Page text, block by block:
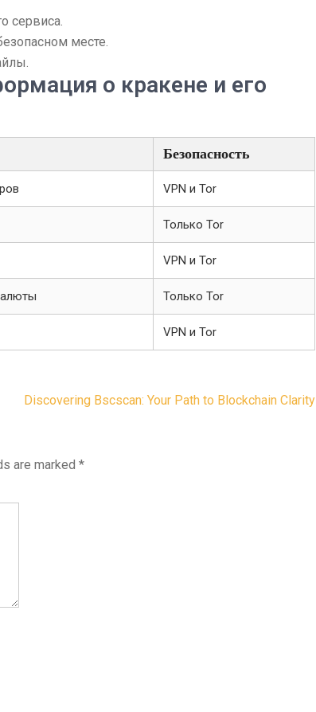
сервиса.
месте.
о кракене и его
Безопасность
VPN и Tor
Только Tor
VPN и Tor
Только Tor
VPN и Tor
Discovering Bscscan: Your Path to Blockchain Clarity
are marked *